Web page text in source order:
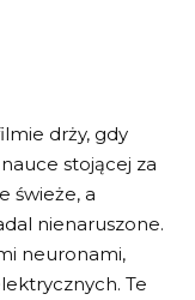
drży, gdy
stojącej za
świeże, a
nienaruszone.
neuronami,
Te